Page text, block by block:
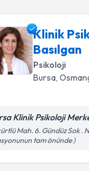
Klinik
Basılgan
Psikoloji
Bursa,
Klinik Psikoloji
Mah. 6. Gündüz Sok .
tam önünde )